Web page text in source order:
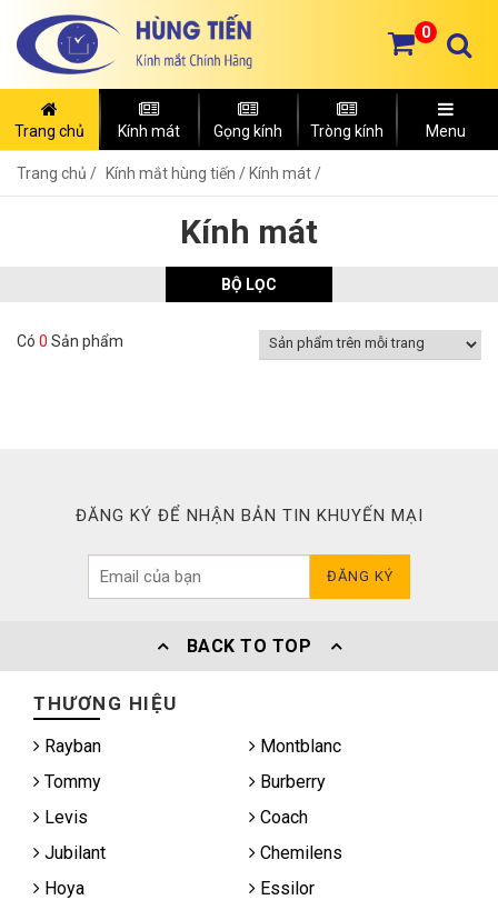
0
Trang chủ Kính mát Gọng kính Tròng kính Menu
Trang chủ Kính mắt hùng tiến / Kính mát /
Kính mát
BỘ LỌC
Có 0 Sản phẩm
ĐĂNG KÝ ĐỂ NHẬN BẢN TIN KHUYẾN MẠI
ĐĂNG KÝ
BACK TO TOP
THƯƠNG HIỆU
Rayban
Montblanc
Tommy
Burberry
Levis
Coach
Jubilant
Chemilens
Hoya
Essilor